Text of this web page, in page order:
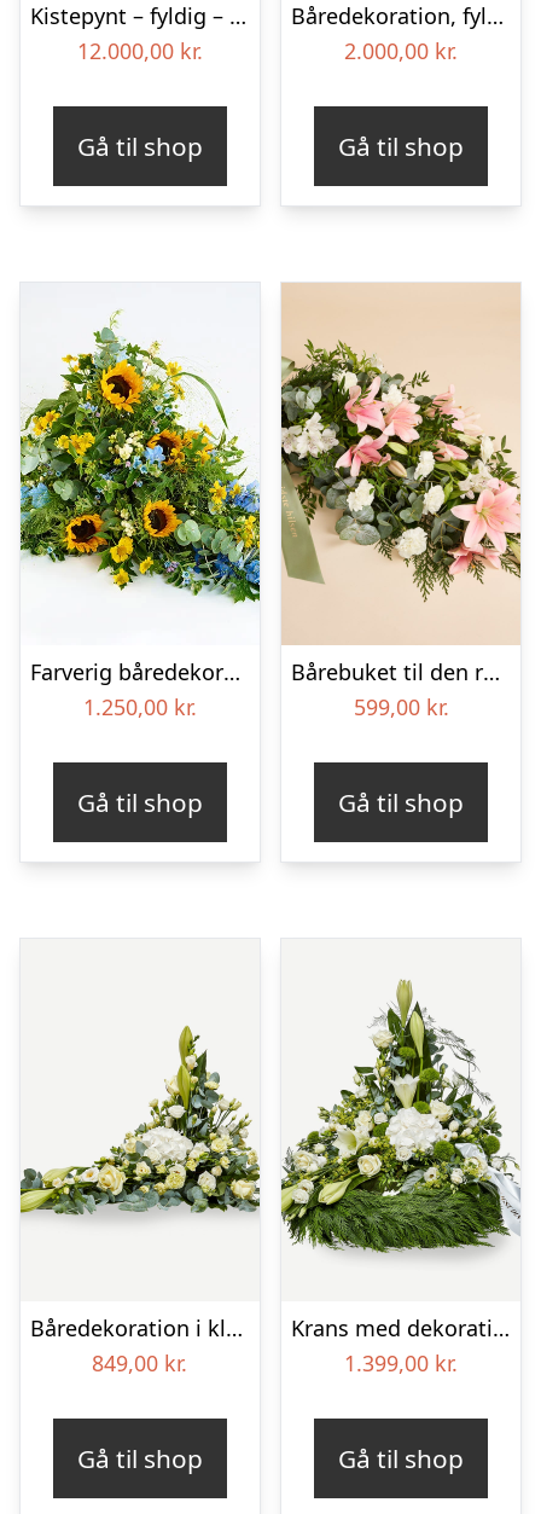
Kistepynt – fyldig – Blomster til begravelse
12.000,00 kr.
Gå til shop
Båredekoration, fyldig – Blomster til begravelse
2.000,00 kr.
Gå til shop
Farverig båredekoration i gul og blå – Blomster til begravelse
1.250,00 kr.
Gå til shop
Bårebuket til den rolige afsked med bånd
599,00 kr.
Gå til shop
Båredekoration i klassisk stil – creme
849,00 kr.
Gå til shop
Krans med dekoration i klassisk stil og bånd creme
1.399,00 kr.
Gå til shop